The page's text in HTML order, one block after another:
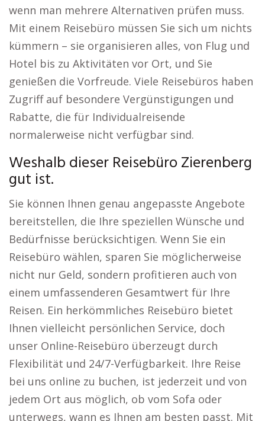
wenn man mehrere Alternativen prüfen muss.
Mit einem Reisebüro müssen Sie sich um nichts
kümmern – sie organisieren alles, von Flug und
Hotel bis zu Aktivitäten vor Ort, und Sie
genießen die Vorfreude. Viele Reisebüros haben
Zugriff auf besondere Vergünstigungen und
Rabatte, die für Individualreisende
normalerweise nicht verfügbar sind.
Weshalb dieser Reisebüro Zierenberg
gut ist.
Sie können Ihnen genau angepasste Angebote
bereitstellen, die Ihre speziellen Wünsche und
Bedürfnisse berücksichtigen. Wenn Sie ein
Reisebüro wählen, sparen Sie möglicherweise
nicht nur Geld, sondern profitieren auch von
einem umfassenderen Gesamtwert für Ihre
Reisen. Ein herkömmliches Reisebüro bietet
Ihnen vielleicht persönlichen Service, doch
unser Online-Reisebüro überzeugt durch
Flexibilität und 24/7-Verfügbarkeit. Ihre Reise
bei uns online zu buchen, ist jederzeit und von
jedem Ort aus möglich, ob vom Sofa oder
unterwegs, wann es Ihnen am besten passt. Mit